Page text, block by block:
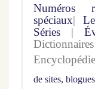
Numéros
spéciaux|
Séries |
de sites,